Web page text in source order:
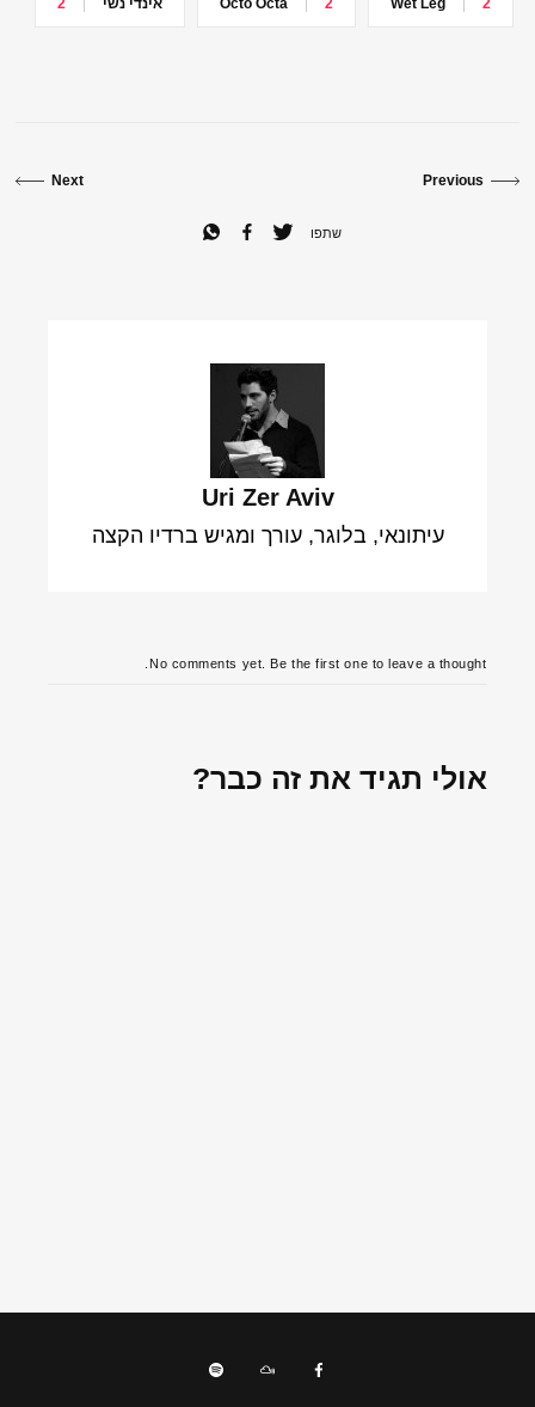
Wet Leg 2
Octo Octa 2 אינדי נשי 2
Previous
Next
שתפו
Uri Zer Aviv
עיתונאי, בלוגר, עורך ומגיש ברדיו הקצה
No comments yet. Be the first one to leave a thought.
אולי תגיד את זה כבר?